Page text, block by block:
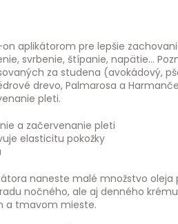
aplikátorom pre lepšie
svrbenie, štípanie, napätie…
za studena (avokádový,
drevo, Palmarosa a
pleti.
a začervenanie pleti
elasticitu pokožky
naneste malé množstvo
nočného, ale aj denného
a tmavom mieste.